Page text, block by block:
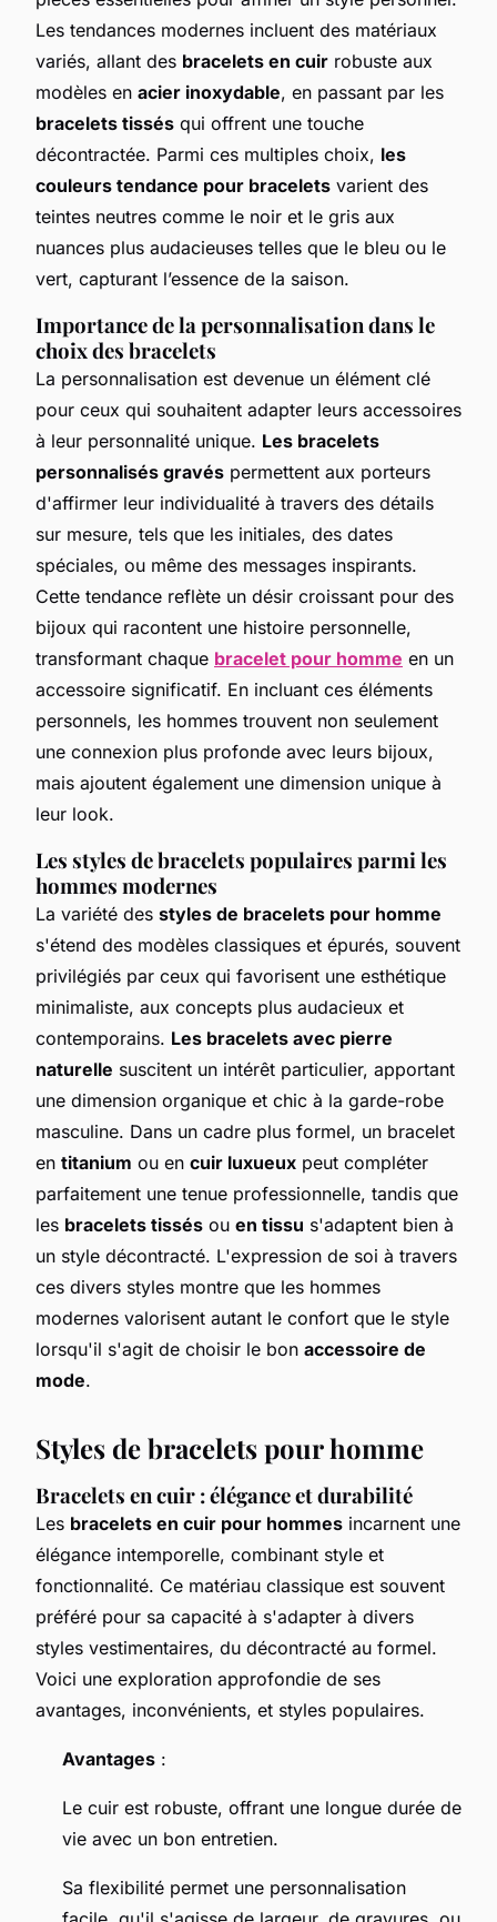
Les tendances modernes incluent des matériaux
variés, allant des bracelets en cuir robuste aux
modèles en acier inoxydable, en passant par les
bracelets tissés qui offrent une touche
décontractée. Parmi ces multiples choix, les
couleurs tendance pour bracelets varient des
teintes neutres comme le noir et le gris aux
nuances plus audacieuses telles que le bleu ou le
vert, capturant l’essence de la saison.
Importance de la personnalisation dans le
choix des bracelets
La personnalisation est devenue un élément clé
pour ceux qui souhaitent adapter leurs accessoires
à leur personnalité unique. Les bracelets
personnalisés gravés permettent aux porteurs
d'affirmer leur individualité à travers des détails
sur mesure, tels que les initiales, des dates
spéciales, ou même des messages inspirants.
Cette tendance reflète un désir croissant pour des
bijoux qui racontent une histoire personnelle,
transformant chaque bracelet pour homme en un
accessoire significatif. En incluant ces éléments
personnels, les hommes trouvent non seulement
une connexion plus profonde avec leurs bijoux,
mais ajoutent également une dimension unique à
leur look.
Les styles de bracelets populaires parmi les
hommes modernes
La variété des styles de bracelets pour homme
s'étend des modèles classiques et épurés, souvent
privilégiés par ceux qui favorisent une esthétique
minimaliste, aux concepts plus audacieux et
contemporains. Les bracelets avec pierre
naturelle suscitent un intérêt particulier, apportant
une dimension organique et chic à la garde-robe
masculine. Dans un cadre plus formel, un bracelet
en titanium ou en cuir luxueux peut compléter
parfaitement une tenue professionnelle, tandis que
les bracelets tissés ou en tissu s'adaptent bien à
un style décontracté. L'expression de soi à travers
ces divers styles montre que les hommes
modernes valorisent autant le confort que le style
lorsqu'il s'agit de choisir le bon accessoire de
mode.
Styles de bracelets pour homme
Bracelets en cuir : élégance et durabilité
Les bracelets en cuir pour hommes incarnent une
élégance intemporelle, combinant style et
fonctionnalité. Ce matériau classique est souvent
préféré pour sa capacité à s'adapter à divers
styles vestimentaires, du décontracté au formel.
Voici une exploration approfondie de ses
avantages, inconvénients, et styles populaires.
Avantages :
Le cuir est robuste, offrant une longue durée de
vie avec un bon entretien.
Sa flexibilité permet une personnalisation